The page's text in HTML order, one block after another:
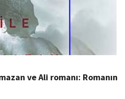
ve Ali romanı: Romanın